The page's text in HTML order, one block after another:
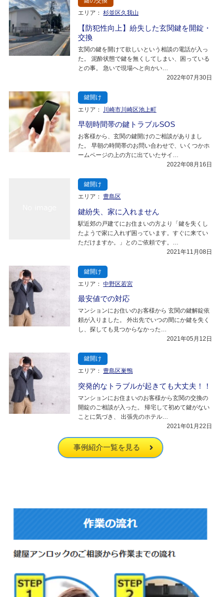
エリア： 杉並区久我山
【防犯性向上】紛失した玄関鍵を開錠・
交換
玄関の鍵を開けて欲しいという相談の電話が入っ
た。 泥酔状態で鍵を無くしてしまい、困っている
との事。 急いで現場へと向かい…
2022年07月30日
鍵開け
エリア：
川崎市川崎区池上町
早朝時間帯の鍵トラブルSOS
お客様から、玄関の鍵開けのご相談がありまし
た。 早朝の時間帯のお問い合わせで、いくつかホ
ームページの上の方に出ていたサイ…
2022年08月16日
鍵開け
エリア：
豊島区
鍵紛失、家に入れません
駅近郊の戸建てにお住まいの方より「鍵を失くし
たようで家に入れず困っています。すぐに来てい
ただけますか。」とのご依頼です。…
2021年11月08日
鍵開け
エリア： 中野区若宮
最安値での対応
マンションにお住いのお客様から 玄関の鍵解錠依
頼が入りました。 外出先でいつの間にか鍵を失く
し、探しても見つからなかった…
2021年05月12日
鍵開け
エリア：
豊島区巣鴨
突発的なトラブルが起きても大丈夫！！
マンションにお住まいのお客様から玄関の交換の
開錠のご相談が入った。 帰宅して初めて鍵がない
ことに気づき、 出張先のホテル…
2021年01月22日
事例紹介一覧を見る